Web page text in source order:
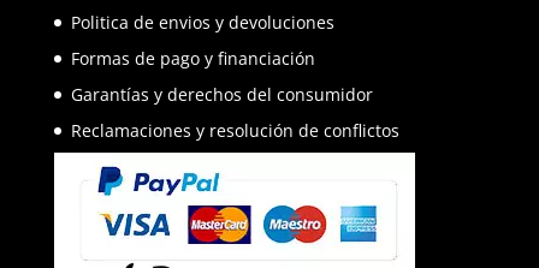
Politica de envios y devoluciones
Formas de pago y financiación
Garantías y derechos del consumidor
Reclamaciones y resolución de conflictos